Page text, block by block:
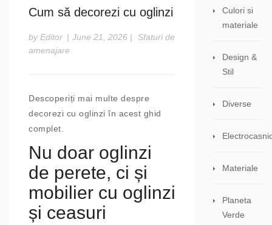
Cum să decorezi cu oglinzi
by Editor | June 21, 2026 |
Sfaturi de
amenajare
Descoperiți mai multe despre
decorezi cu oglinzi în acest ghid
complet.
Nu doar oglinzi
de perete, ci și
mobilier cu oglinzi
și ceasuri
Culori si
materiale
Design &
Stil
Diverse
Materiale
Planeta
Verde